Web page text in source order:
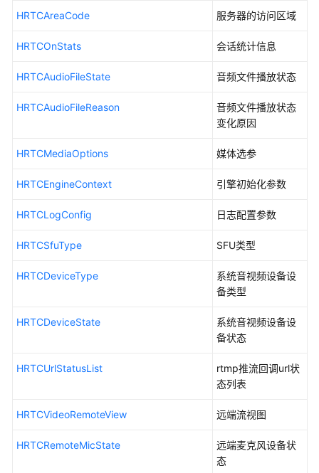
媒
原
数
管
常
问
订
录
SDK
SDK
Web
HRTCAreaCode 服务器的访问区域
HRTCOnStats 会话统计信息
HRTCAudioFileState 音频文件播放状态
HRTCAudioFileReason
音频文件播放状态
变化原因
HRTCMediaOptions 媒体选参
HRTCEngineContext 引擎初始化参数
HRTCLogConfig 日志配置参数
HRTCSfuType SFU类型
HRTCDeviceType
系统音视频设备设
备类型
HRTCDeviceState
系统音视频设备设
备状态
HRTCUrlStatusList
rtmp推流回调url状
态列表
HRTCVideoRemoteView 远端流视图
HRTCRemoteMicState
远端麦克风设备状
态